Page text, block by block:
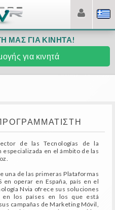
ΜΑΣ ΓΙΑ ΚΙΝΗΤΆ!
για κινητά
de las Tecnologías de la
en el ámbito de las
una de las primeras Plataformas
en operar en España, país en el
Nvia ofrece sus soluciones
en los países en los que está
campañas de Marketing Móvil,